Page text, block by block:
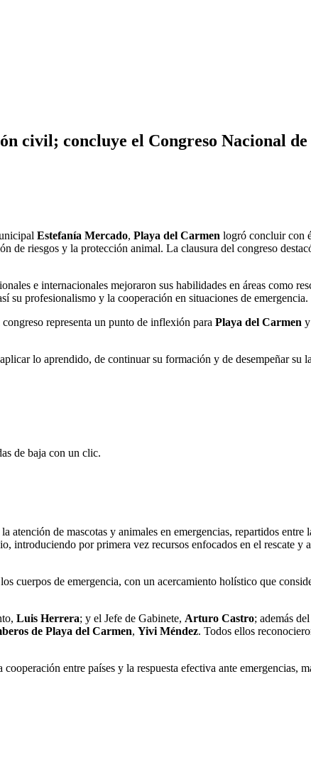
civil; concluye el Congreso Nacional de
Estefanía Mercado, Playa del Carmen logró concluir con
riesgos y la protección animal. La clausura del congreso
e internacionales mejoraron sus habilidades en áreas como
su profesionalismo y la cooperación en situaciones de emergencia.
congreso representa un punto de inflexión para Playa del Carmen
lo aprendido, de continuar su formación y de desempeñar su
de baja con un clic.
atención de mascotas y animales en emergencias, repartidos entre
introduciendo por primera vez recursos enfocados en el rescate y
cuerpos de emergencia, con un acercamiento holístico que
Luis Herrera; y el Jefe de Gabinete, Arturo Castro; además
de Playa del Carmen, Yivi Méndez. Todos ellos
entre países y la respuesta efectiva ante emergencias,